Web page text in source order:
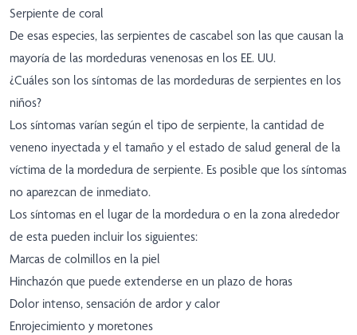
Serpiente de coral
De esas especies, las serpientes de cascabel son las que causan la
mayoría de las mordeduras venenosas en los EE. UU.
¿Cuáles son los síntomas de las mordeduras de serpientes en los
niños?
Los síntomas varían según el tipo de serpiente, la cantidad de
veneno inyectada y el tamaño y el estado de salud general de la
víctima de la mordedura de serpiente. Es posible que los síntomas
no aparezcan de inmediato.
Los síntomas en el lugar de la mordedura o en la zona alrededor
de esta pueden incluir los siguientes:
Marcas de colmillos en la piel
Hinchazón que puede extenderse en un plazo de horas
Dolor intenso, sensación de ardor y calor
Enrojecimiento y moretones